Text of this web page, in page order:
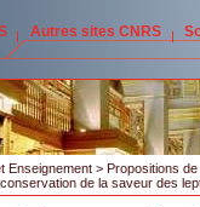
Autres sites CNRS
Enseignement > Propositions
de la saveur des